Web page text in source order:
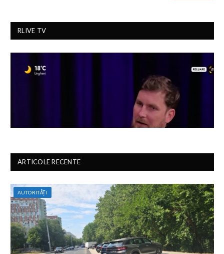
RLIVE TV
ARTICOLE RECENTE
AUTORITĂȚI